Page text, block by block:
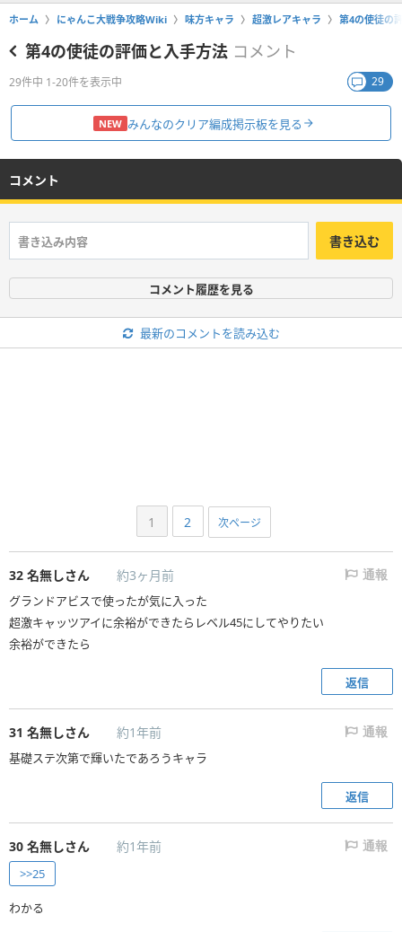
ホーム にゃんこ大戦争攻略Wiki 味方キャラ 超激レアキャラ 第4の使徒の
第4の使徒の評価と入手方法 コメント
29件中 1-20件を表示中 29
NEW みんなのクリア編成掲示板を見る
コメント
書き込む
コメント履歴を見る
最新のコメントを読み込む
1 2 次ページ
32 名無しさん 約3ヶ月前 通報
グランドアビスで使ったが気に入った
超激キャッツアイに余裕ができたらレベル45にしてやりたい
余裕ができたら
返信
31 名無しさん 約1年前 通報
基礎ステ次第で輝いたであろうキャラ
返信
30 名無しさん 約1年前 通報
>>25
わかる